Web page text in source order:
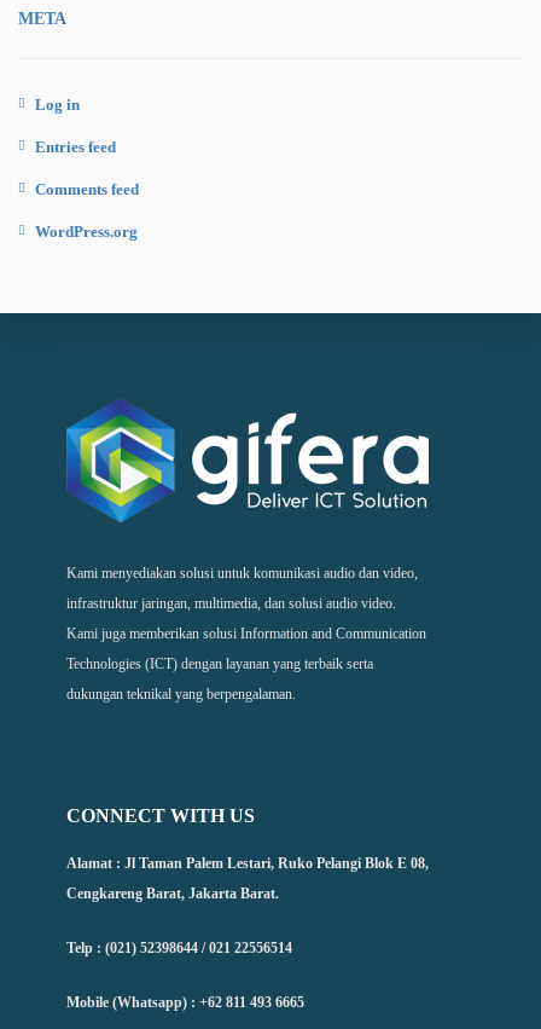
META
Log in
Entries feed
Comments feed
WordPress.org
Kami menyediakan solusi untuk komunikasi audio dan video,
infrastruktur jaringan, multimedia, dan solusi audio video.
Kami juga memberikan solusi Information and Communication
Technologies (ICT) dengan layanan yang terbaik serta
dukungan teknikal yang berpengalaman.
CONNECT WITH US
Alamat : Jl Taman Palem Lestari, Ruko Pelangi Blok E 08,
Cengkareng Barat, Jakarta Barat.
Telp : (021) 52398644 / 021 22556514
Mobile (Whatsapp) : +62 811 493 6665